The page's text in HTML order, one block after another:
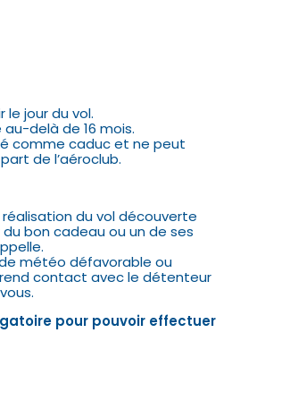
jour du vol.
delà de 16 mois.
comme caduc et ne peut
de l’aéroclub.
du vol découverte
bon cadeau ou un de ses
météo défavorable ou
contact avec le détenteur
pour pouvoir effectuer